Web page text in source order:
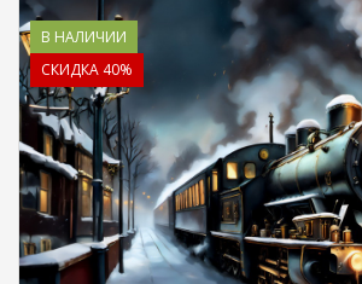
В НАЛИЧИИ
СКИДКА 40%